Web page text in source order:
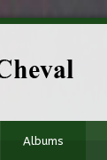
Albums